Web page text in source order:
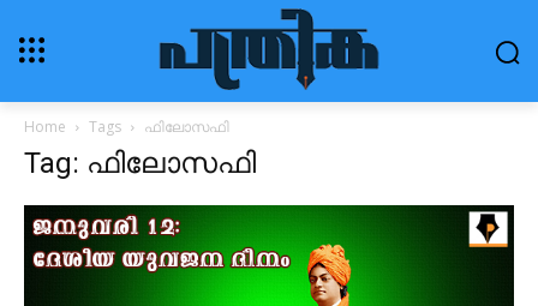
Home Tags ഫിലോസഫി
Tag: ഫിലോസഫി